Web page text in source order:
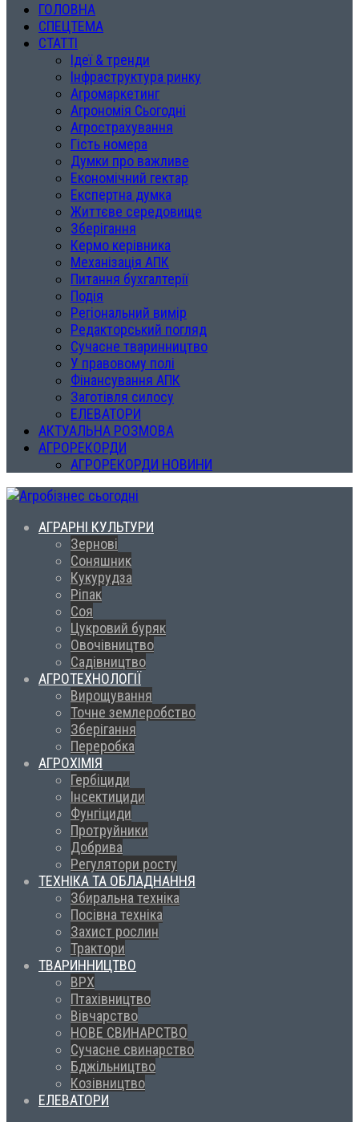
ГОЛОВНА
СПЕЦТЕМА
СТАТТІ
Ідеї & тренди
Інфраструктура ринку
Агромаркетинг
Агрономія Сьогодні
Агрострахування
Гість номера
Думки про важливе
Економічний гектар
Експертна думка
Життєве середовище
Зберігання
Кермо керівника
Механізація АПК
Питання бухгалтерії
Подія
Регіональний вимір
Редакторський погляд
Сучасне тваринництво
У правовому полі
Фінансування АПК
Заготівля силосу
ЕЛЕВАТОРИ
АКТУАЛЬНА РОЗМОВА
АГРОРЕКОРДИ
АГРОРЕКОРДИ НОВИНИ
АГРАРНІ КУЛЬТУРИ
Зернові
Соняшник
Кукурудза
Ріпак
Соя
Цукровий буряк
Овочівництво
Садівництво
АГРОТЕХНОЛОГІЇ
Вирощування
Точне землеробство
Зберігання
Переробка
АГРОХІМІЯ
Гербіциди
Інсектициди
Фунгіциди
Протруйники
Добрива
Регулятори росту
ТЕХНІКА ТА ОБЛАДНАННЯ
Збиральна техніка
Посівна техніка
Захист рослин
Трактори
ТВАРИННИЦТВО
ВРХ
Птахівництво
Вівчарство
НОВЕ СВИНАРСТВО
Сучасне свинарство
Бджільництво
Козівництво
ЕЛЕВАТОРИ